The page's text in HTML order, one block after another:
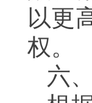
以更
权。
六